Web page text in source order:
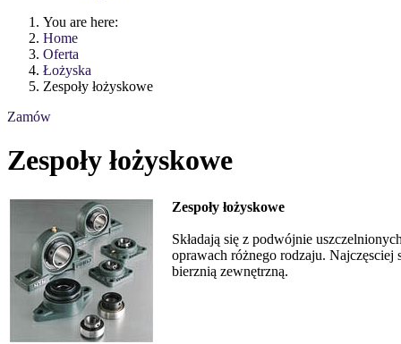
You are here:
Home
Oferta
Łożyska
Zespoły łożyskowe
Zamów
Zespoły łożyskowe
Zespoły łożyskowe
Składają się z podwójnie
oprawach różnego rodzaju. Najczęsciej
bierznią zewnętrzną.